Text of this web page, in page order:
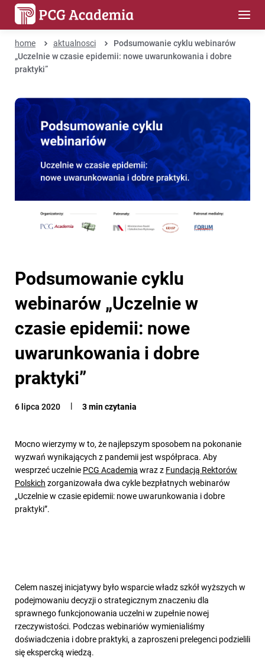
home aktualnosci
Podsumowanie cyklu webinarów
„Uczelnie w czasie epidemii: nowe uwarunkowania i dobre
praktyki”
Podsumowanie cyklu
webinarów „Uczelnie w
czasie epidemii: nowe
uwarunkowania i dobre
praktyki”
6 lipca 2020 3 min czytania
Mocno wierzymy w to, że najlepszym sposobem na pokonanie
wyzwań wynikających z pandemii jest współpraca. Aby
wesprzeć uczelnie PCG Academia wraz z Fundacją Rektorów
Polskich zorganizowała dwa cykle bezpłatnych webinarów
„Uczelnie w czasie epidemii: nowe uwarunkowania i dobre
praktyki”.
Celem naszej inicjatywy było wsparcie władz szkół wyższych w
podejmowaniu decyzji o strategicznym znaczeniu dla
sprawnego funkcjonowania uczelni w zupełnie nowej
rzeczywistości. Podczas webinariów wymienialiśmy
doświadczenia i dobre praktyki, a zaproszeni prelegenci podzielili
się ekspercką wiedzą.